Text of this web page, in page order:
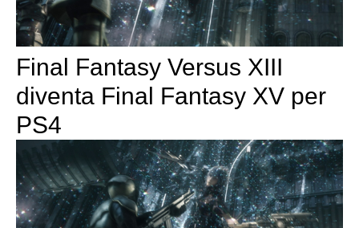
Final Fantasy Versus XIII
diventa Final Fantasy XV per
PS4